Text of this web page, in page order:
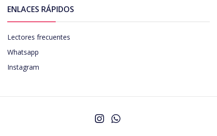
ENLACES RÁPIDOS
Lectores frecuentes
Whatsapp
Instagram